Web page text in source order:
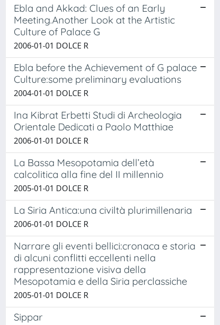
Ebla and Akkad: Clues of an Early
Meeting.Another Look at the Artistic
Culture of Palace G
2006-01-01 DOLCE R
Ebla before the Achievement of G palace
Culture:some preliminary evaluations
2004-01-01 DOLCE R
Ina Kibrat Erbetti Studi di Archeologia
Orientale Dedicati a Paolo Matthiae
2006-01-01 DOLCE R
La Bassa Mesopotamia dell’età
calcolitica alla fine del II millennio
2005-01-01 DOLCE R
La Siria Antica:una civiltà plurimillenaria
2006-01-01 DOLCE R
Narrare gli eventi bellici:cronaca e storia
di alcuni conflitti eccellenti nella
rappresentazione visiva della
Mesopotamia e della Siria perclassiche
2005-01-01 DOLCE R
Sippar